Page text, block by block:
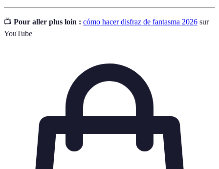
📺 Pour aller plus loin : cómo hacer disfraz de fantasma 2026 sur
YouTube